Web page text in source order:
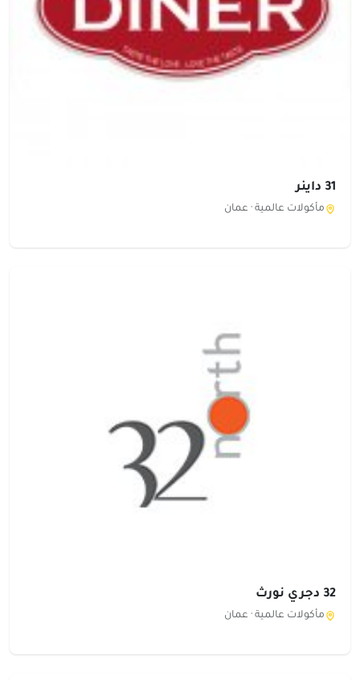
31 داينر
مأكولات عالمية · عمان
32 دجري نورث
مأكولات عالمية · عمان